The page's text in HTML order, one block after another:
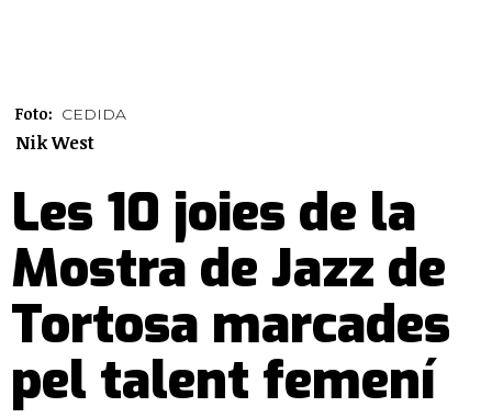
Foto: CEDIDA
Nik West
Les 10 joies de la
Mostra de Jazz de
Tortosa marcades
pel talent femení